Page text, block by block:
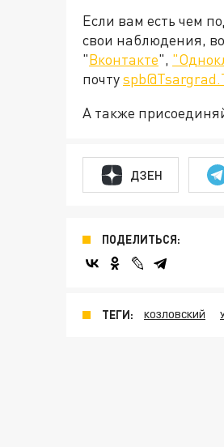
Если вам есть чем
свои наблюдения,
"Вконтакте",
почту
А также
ДЗЕН
ПОДЕЛИТЬСЯ:
ТЕГИ: КОЗЛОВСКИЙ